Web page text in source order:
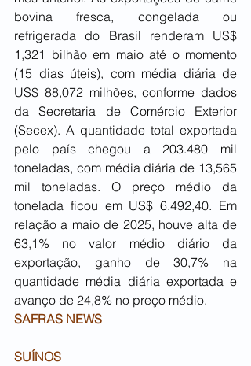
bovina fresca, congelada ou
refrigerada do Brasil renderam US$
1,321 bilhão em maio até o momento
(15 dias úteis), com média diária de
US$ 88,072 milhões, conforme dados
da Secretaria de Comércio Exterior
(Secex). A quantidade total exportada
pelo país chegou a 203.480 mil
toneladas, com média diária de 13,565
mil toneladas. O preço médio da
tonelada ficou em US$ 6.492,40. Em
relação a maio de 2025, houve alta de
63,1% no valor médio diário da
exportação, ganho de 30,7% na
quantidade média diária exportada e
avanço de 24,8% no preço médio.
SAFRAS NEWS
SUÍNOS